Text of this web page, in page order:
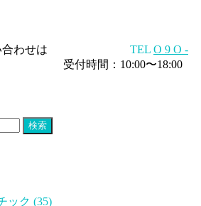
お問い合わせは TEL O 9 O -
時間：10:00〜18:00
ック (35)